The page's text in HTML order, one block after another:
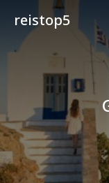
reistop5